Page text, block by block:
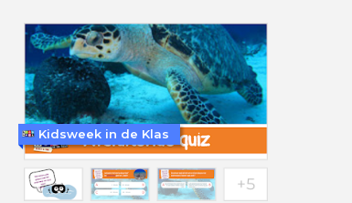
Kidsweek in de Klas